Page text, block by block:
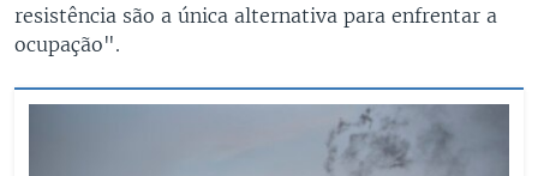
resistência são a única alternativa para enfrentar a
ocupação".